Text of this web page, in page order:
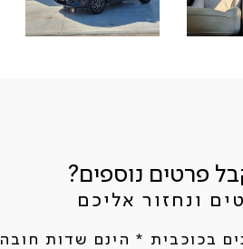
פרטים נוספים?
ונחזור אליכם
בכוכבית * הינם שדות חובה